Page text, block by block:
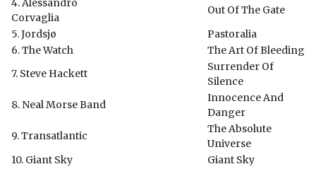
4. Alessandro
Corvaglia
Out Of The Gate
5. Jordsjø
Pastoralia
6. The Watch
The Art Of Bleeding
7. Steve Hackett
Surrender Of
Silence
8. Neal Morse Band
Innocence And
Danger
9. Transatlantic
The Absolute
Universe
10. Giant Sky
Giant Sky